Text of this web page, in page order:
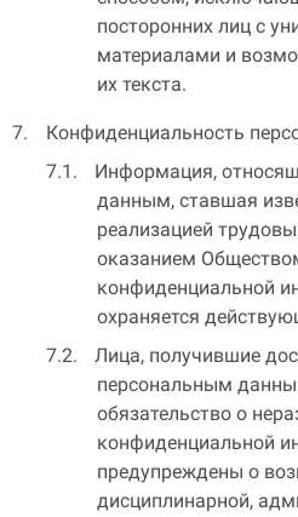
посторонних лиц с
материалами и
их текста.
Конфиденциальность
Информация,
данным, ставшая
реализацией
оказанием
конфиденциальной
охраняется
Лица, получившие
персональным
обязательство о
конфиденциальной
предупреждены о
дисциплинарной,